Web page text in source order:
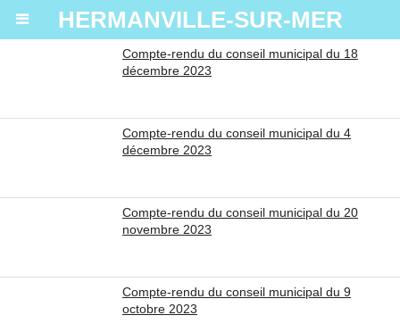
HERMANVILLE-SUR-MER
Compte-rendu du conseil municipal du 18
décembre 2023
Compte-rendu du conseil municipal du 4
décembre 2023
Compte-rendu du conseil municipal du 20
novembre 2023
Compte-rendu du conseil municipal du 9
octobre 2023